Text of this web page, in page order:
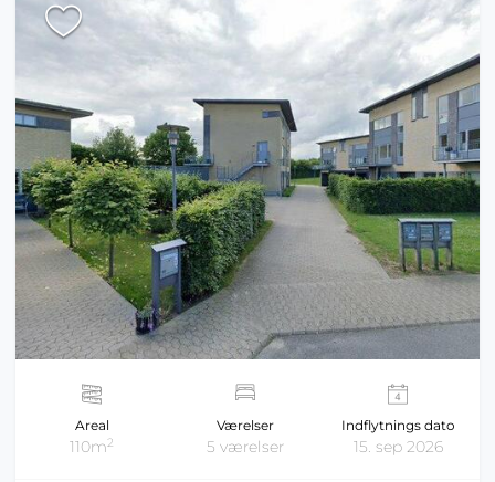
Areal
110m2
Værelser
5 værelser
Indflytnings dato
15. sep 2026